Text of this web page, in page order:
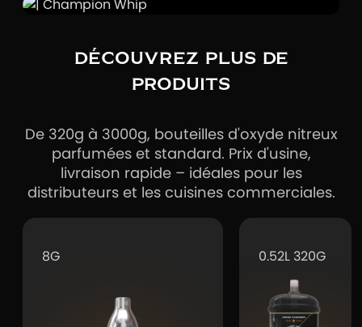
DÉCOUVREZ PLUS DE
PRODUITS
De 320g à 3000g, bouteilles d'oxyde nitreux
parfumées et standard. Prix d'usine,
livraison rapide – idéales pour les
distributeurs et les cuisines commerciales.
8G 0.52L 320G